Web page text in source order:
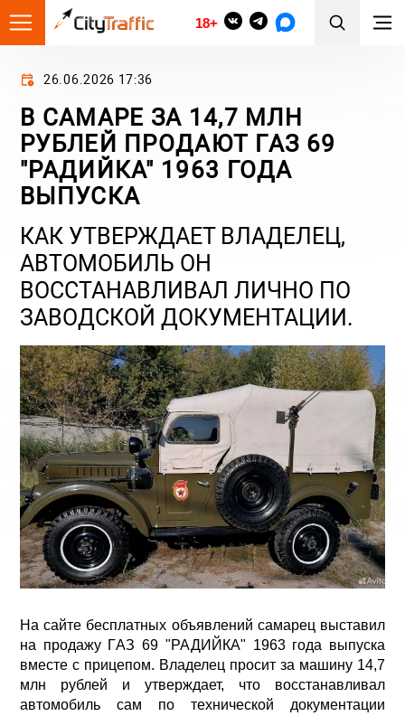
18+
26.06.2026 17:36
В САМАРЕ ЗА 14,7 МЛН
РУБЛЕЙ ПРОДАЮТ ГAЗ 69
"РАДИЙКА" 1963 ГОДА
ВЫПУСКА
КАК УТВЕРЖДАЕТ ВЛАДЕЛЕЦ,
АВТОМОБИЛЬ ОН
ВОССТАНАВЛИВАЛ ЛИЧНО ПО
ЗАВОДСКОЙ ДОКУМЕНТАЦИИ.
На сайте бесплатных объявлений самарец выставил
на продажу ГAЗ 69 "РАДИЙКА" 1963 года выпуска
вместе с прицепом. Владелец просит за машину 14,7
млн рублей и утверждает, что восстанавливал
автомобиль сам по технической документации